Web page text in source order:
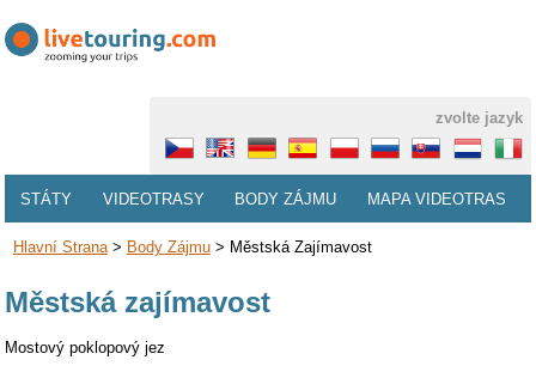
zvolte jazyk
STÁTY VIDEOTRASY BODY ZÁJMU MAPA VIDEOTRAS
Hlavní Strana> Body Zájmu> Městská Zajímavost
Městská zajímavost
Mostový poklopový jez